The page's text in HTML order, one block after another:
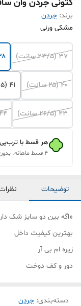
کتونی جردن وان
برند: جردن
مشکی ورنی
۳۷ (۲۳/۵ سانت) ۳۸ (۲۴
۴۰ (۲۵ سانت) ۴۱ (۲۵/۵ سانت)
۴۳ (۲۶/۵ سانت) ۴۴ (۲۷
هر قسط با
۴ قسط ماهانه. بدون سود، چک و ضامن.
توضیحات
«اگه بین دو سایز شک‌
بهترین کیفیت داخل
زیره ام بی آر
دور و کف دوخت
دسته‌بندی: جردن